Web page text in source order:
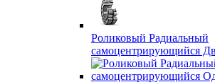
Роликовый Радиальный
самоцентрирующийся